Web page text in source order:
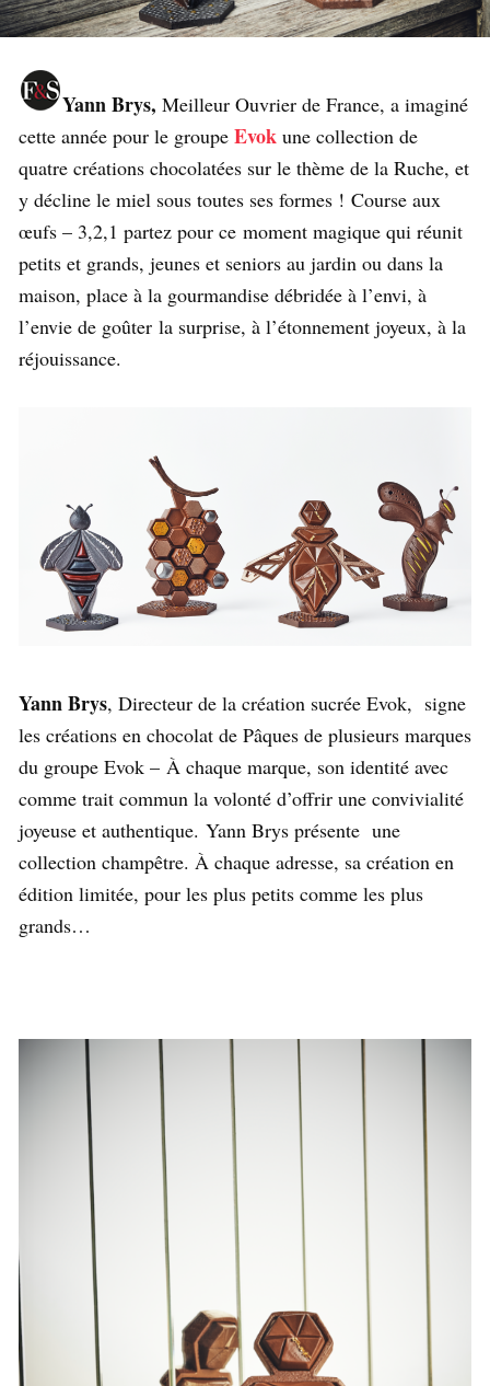
Yann Brys, Meilleur Ouvrier de France, a imaginé
cette année pour le groupe Evok une collection de
quatre créations chocolatées sur le thème de la Ruche, et
y décline le miel sous toutes ses formes ! Course aux
œufs – 3,2,1 partez pour ce moment magique qui réunit
petits et grands, jeunes et seniors au jardin ou dans la
maison, place à la gourmandise débridée à l’envi, à
l’envie de goûter la surprise, à l’étonnement joyeux, à la
réjouissance.
Yann Brys, Directeur de la création sucrée Evok, signe
les créations en chocolat de Pâques de plusieurs marques
du groupe Evok – À chaque marque, son identité avec
comme trait commun la volonté d’offrir une convivialité
joyeuse et authentique. Yann Brys présente une
collection champêtre. À chaque adresse, sa création en
édition limitée, pour les plus petits comme les plus
grands…